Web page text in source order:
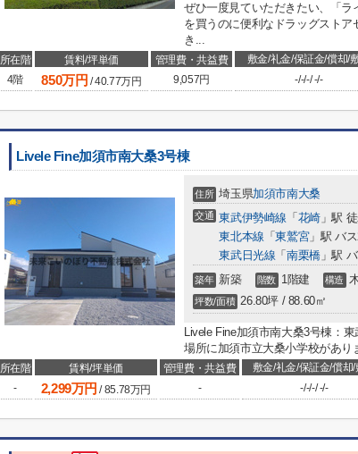
ぜひ一度見ていただきたい、「
を買うのに便利なドラッグスト
き...
所在階 賃料/坪単価 管理費・共益費 敷金/礼金/保証金/償却/
4階
850万円 /40.77万円 9,057円 -/-/-/-/-
Livele Fine加須市南大桑3号棟
住所 埼玉県加須市南大桑
交通 東武伊勢崎線 「 花崎」駅
東北本線 「東鷲宮」駅 バ
東武日光線 「 南栗橋」駅
築年 新築 階数 1階建 構造
坪数/面積 26.80坪 / 88.60㎡
Livele Fine加須市南大桑3号棟：
場所に加須市立大桑小学校があ
所在階 賃料/坪単価 管理費・共益費 敷金/礼金/保証金/償却/
-
2,299万円 /85.78万円 - -/-/-/-/-